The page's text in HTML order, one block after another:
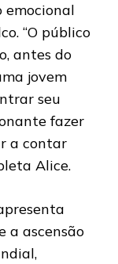
emocional
“O público
antes do
jovem
seu
fazer
a contar
Alice.
a ascensão